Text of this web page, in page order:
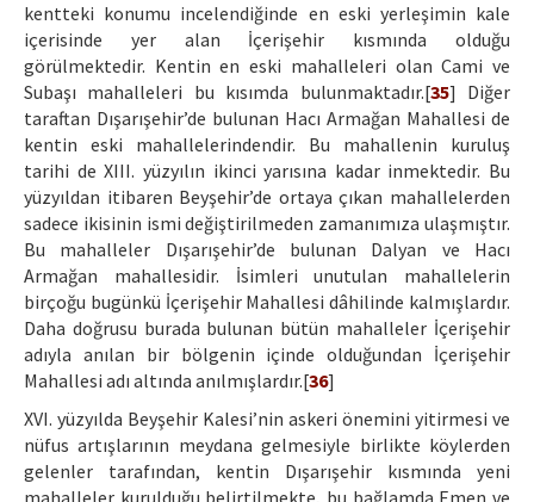
kentteki konumu incelendiğinde en eski yerleşimin kale
içerisinde yer alan İçerişehir kısmında olduğu
görülmektedir. Kentin en eski mahalleleri olan Cami ve
Subaşı mahalleleri bu kısımda bulunmaktadır.[35] Diğer
taraftan Dışarışehir’de bulunan Hacı Armağan Mahallesi de
kentin eski mahallelerindendir. Bu mahallenin kuruluş
tarihi de XIII. yüzyılın ikinci yarısına kadar inmektedir. Bu
yüzyıldan itibaren Beyşehir’de ortaya çıkan mahallelerden
sadece ikisinin ismi değiştirilmeden zamanımıza ulaşmıştır.
Bu mahalleler Dışarışehir’de bulunan Dalyan ve Hacı
Armağan mahallesidir. İsimleri unutulan mahallelerin
birçoğu bugünkü İçerişehir Mahallesi dâhilinde kalmışlardır.
Daha doğrusu burada bulunan bütün mahalleler İçerişehir
adıyla anılan bir bölgenin içinde olduğundan İçerişehir
Mahallesi adı altında anılmışlardır.[36]
XVI. yüzyılda Beyşehir Kalesi’nin askeri önemini yitirmesi ve
nüfus artışlarının meydana gelmesiyle birlikte köylerden
gelenler tarafından, kentin Dışarışehir kısmında yeni
mahalleler kurulduğu belirtilmekte, bu bağlamda Emen ve